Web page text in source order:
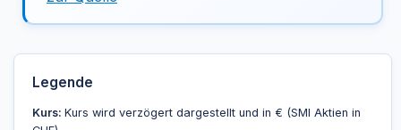
Legende
Kurs: Kurs wird verzögert dargestellt und in € (SMI Aktien in